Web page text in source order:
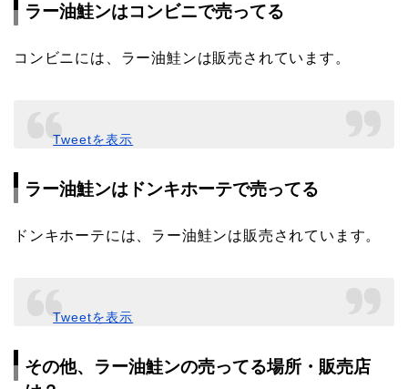
ラー油鮭ンはコンビニで売ってる
コンビニには、ラー油鮭ンは販売されています。
Tweetを表示
ラー油鮭ンはドンキホーテで売ってる
ドンキホーテには、ラー油鮭ンは販売されています。
Tweetを表示
その他、ラー油鮭ンの売ってる場所・販売店